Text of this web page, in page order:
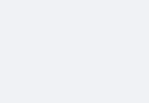
olup düzenli